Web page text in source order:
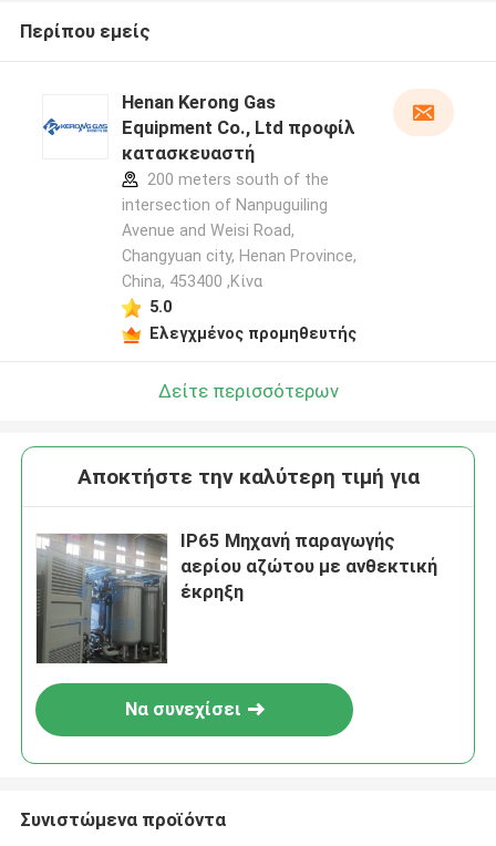
Περίπου εμείς
Henan Kerong Gas
Equipment Co., Ltd προφίλ
κατασκευαστή
200 meters south of the
intersection of Nanpuguiling
Avenue and Weisi Road,
Changyuan city, Henan Province,
China, 453400 ,Κίνα
5.0
Ελεγχμένος προμηθευτής
Δείτε περισσότερων
Αποκτήστε την καλύτερη τιμή για
IP65 Μηχανή παραγωγής
αερίου αζώτου με ανθεκτική
έκρηξη
Να συνεχίσει
Συνιστώμενα προϊόντα